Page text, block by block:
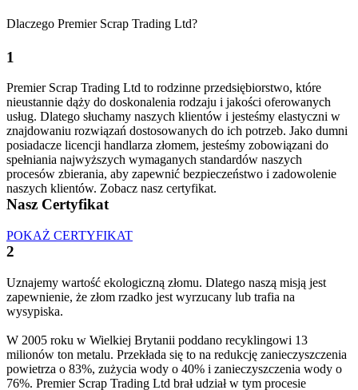
Dlaczego Premier Scrap Trading Ltd?
1
Premier Scrap Trading Ltd to rodzinne przedsiębiorstwo, które
nieustannie dąży do doskonalenia rodzaju i jakości oferowanych
usług. Dlatego słuchamy naszych klientów i jesteśmy elastyczni w
znajdowaniu rozwiązań dostosowanych do ich potrzeb. Jako dumni
posiadacze licencji handlarza złomem, jesteśmy zobowiązani do
spełniania najwyższych wymaganych standardów naszych
procesów zbierania, aby zapewnić bezpieczeństwo i zadowolenie
naszych klientów. Zobacz nasz certyfikat.
Nasz Certyfikat
POKAŻ CERTYFIKAT
2
Uznajemy wartość ekologiczną złomu. Dlatego naszą misją jest
zapewnienie, że złom rzadko jest wyrzucany lub trafia na
wysypiska.
W 2005 roku w Wielkiej Brytanii poddano recyklingowi 13
milionów ton metalu. Przekłada się to na redukcję zanieczyszczenia
powietrza o 83%, zużycia wody o 40% i zanieczyszczenia wody o
76%. Premier Scrap Trading Ltd brał udział w tym procesie